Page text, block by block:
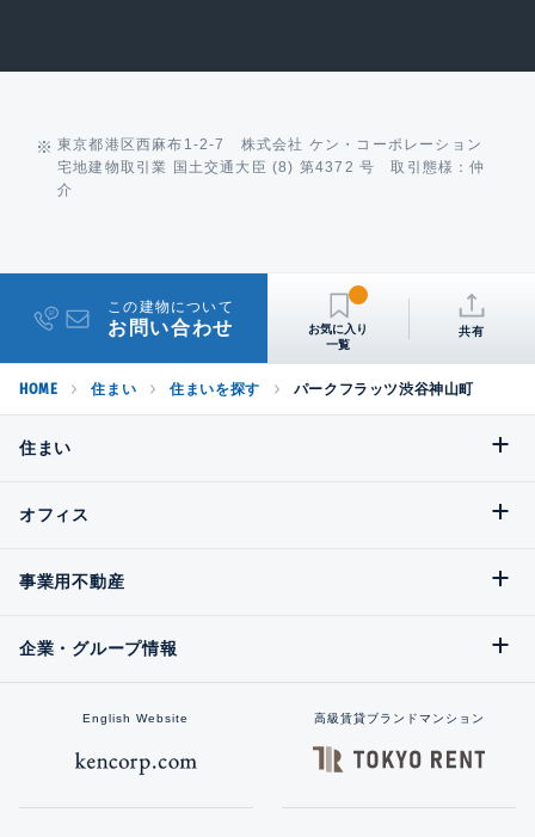
東京都港区西麻布1-2-7 株式会社 ケン・コーポレーション
宅地建物取引業 国土交通大臣 (8) 第4372 号 取引態様：仲
介
この建物について
お問い合わせ 共有
HOME 住まい 住まいを探す パークフラッツ渋谷神山町
住まい
オフィス
事業用不動産
企業・グループ情報
English Website 高級賃貸ブランドマンション